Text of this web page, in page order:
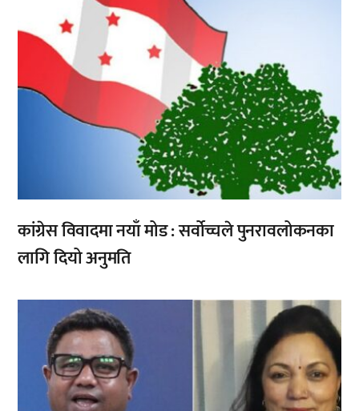
कांग्रेस विवादमा नयाँ मोड : सर्वोच्चले पुनरावलोकनका
लागि दियो अनुमति